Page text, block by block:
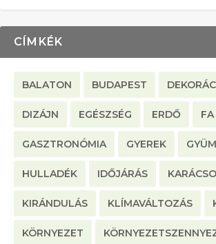
CÍMKÉK
BALATON BUDAPEST
DIZÁJN EGÉSZSÉG ERDŐ FA
GASZTRONÓMIA GYEREK
HULLADÉK IDŐJÁRÁS
KIRÁNDULÁS KLÍMAVÁLTOZÁS
KÖRNYEZET